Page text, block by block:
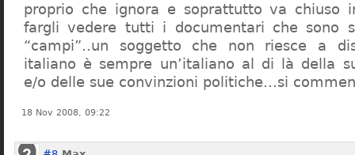
proprio che ignora e soprattutto va chiuso
fargli vedere tutti i documentari che sono
“campi”..un soggetto che non riesce a
italiano è sempre un’italiano al di là della
e/o delle sue convinzioni politiche…si
18 Nov 2008, 09:22